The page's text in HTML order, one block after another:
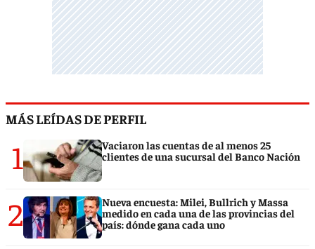
MÁS LEÍDAS DE PERFIL
1
Vaciaron las cuentas de al menos 25
clientes de una sucursal del Banco Nación
2
Nueva encuesta: Milei, Bullrich y Massa
medido en cada una de las provincias del
país: dónde gana cada uno